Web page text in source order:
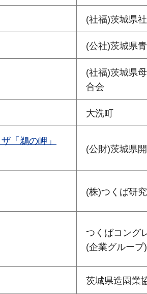
(社福)茨城県
(公社)茨城県
(社福)茨城県
合会
大洗町
「鵜の岬」
(公財)茨城県
(株)つくば研
つくばコング
(企業グループ)
茨城県造園業